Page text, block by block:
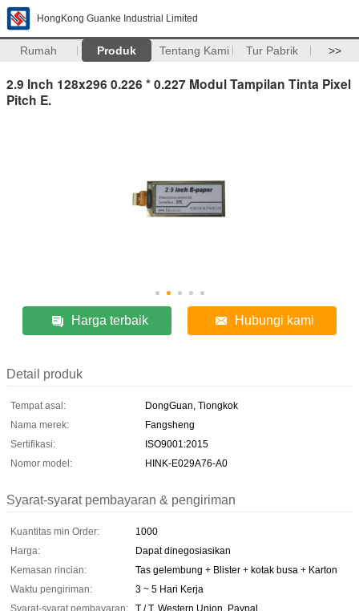
HongKong Guanke Industrial Limited
Rumah Produk Tentang Kami Tur Pabrik >>
2.9 Inch 128x296 0.226 * 0.227 Modul Tampilan Tinta Pixel
Pitch E.
Harga terbaik Hubungi kami
Detail produk
Tempat asal:
DongGuan, Tiongkok
Nama merek:
Fangsheng
Sertifikasi:
ISO9001:2015
Nomor model:
HINK-E029A76-A0
Syarat-syarat pembayaran & pengiriman
Kuantitas min Order:
1000
Harga:
Dapat dinegosiasikan
Kemasan rincian:
Tas gelembung + Blister + kotak busa + Karton
Waktu pengiriman:
3 ~ 5 Hari Kerja
Syarat-syarat pembayaran:
T / T, Western Union, Paypal